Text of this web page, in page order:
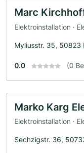
Marc
Elektroinstallation ·
Myliusstr. 35, 50823
0.0 (0
Marko Karg
Elektroinstallation ·
Sechzigstr. 36,